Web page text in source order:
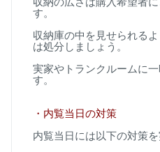
収納の広さは購入希望者
す。
収納庫の中を見せられる
は処分しましょう。
実家やトランクルームに
す。
・内覧当日の対策
内覧当日には以下の対策を